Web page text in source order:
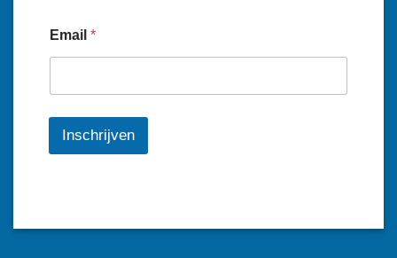
Email *
Inschrijven